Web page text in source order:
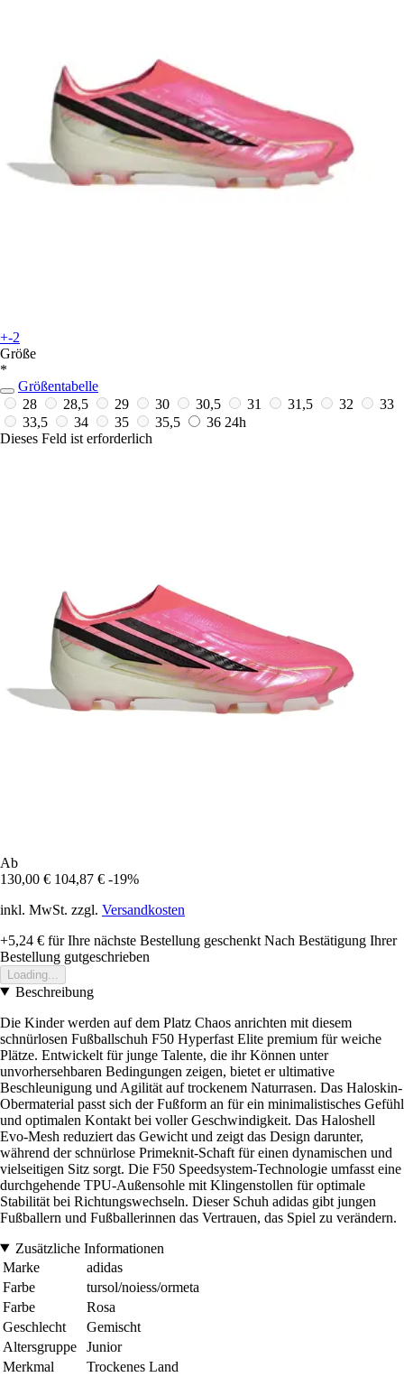
+-2
Größe
*
Größentabelle
28
28,5 29 30 30,5 31 31,5 32
33
33,5
34 35 35,5 36 24h
Dieses Feld ist erforderlich
Ab
130,00 € 104,87 € -19%
inkl. MwSt. zzgl. Versandkosten
+5,24 € für Ihre nächste Bestellung geschenkt Nach Bestätigung Ihrer
Bestellung gutgeschrieben
Loading...
Beschreibung
Die Kinder werden auf dem Platz Chaos anrichten mit diesem
schnürlosen Fußballschuh F50 Hyperfast Elite premium für weiche
Plätze. Entwickelt für junge Talente, die ihr Können unter
unvorhersehbaren Bedingungen zeigen, bietet er ultimative
Beschleunigung und Agilität auf trockenem Naturrasen. Das Haloskin-
Obermaterial passt sich der Fußform an für ein minimalistisches Gefühl
und optimalen Kontakt bei voller Geschwindigkeit. Das Haloshell
Evo-Mesh reduziert das Gewicht und zeigt das Design darunter,
während der schnürlose Primeknit-Schaft für einen dynamischen und
vielseitigen Sitz sorgt. Die F50 Speedsystem-Technologie umfasst eine
durchgehende TPU-Außensohle mit Klingenstollen für optimale
Stabilität bei Richtungswechseln. Dieser Schuh adidas gibt jungen
Fußballern und Fußballerinnen das Vertrauen, das Spiel zu verändern.
Zusätzliche Informationen
Marke
adidas
Farbe
tursol/noiess/ormeta
Farbe
Rosa
Geschlecht
Gemischt
Altersgruppe
Junior
Merkmal
Trockenes Land